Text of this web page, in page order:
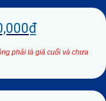
₫
phải là giá cuối và chưa